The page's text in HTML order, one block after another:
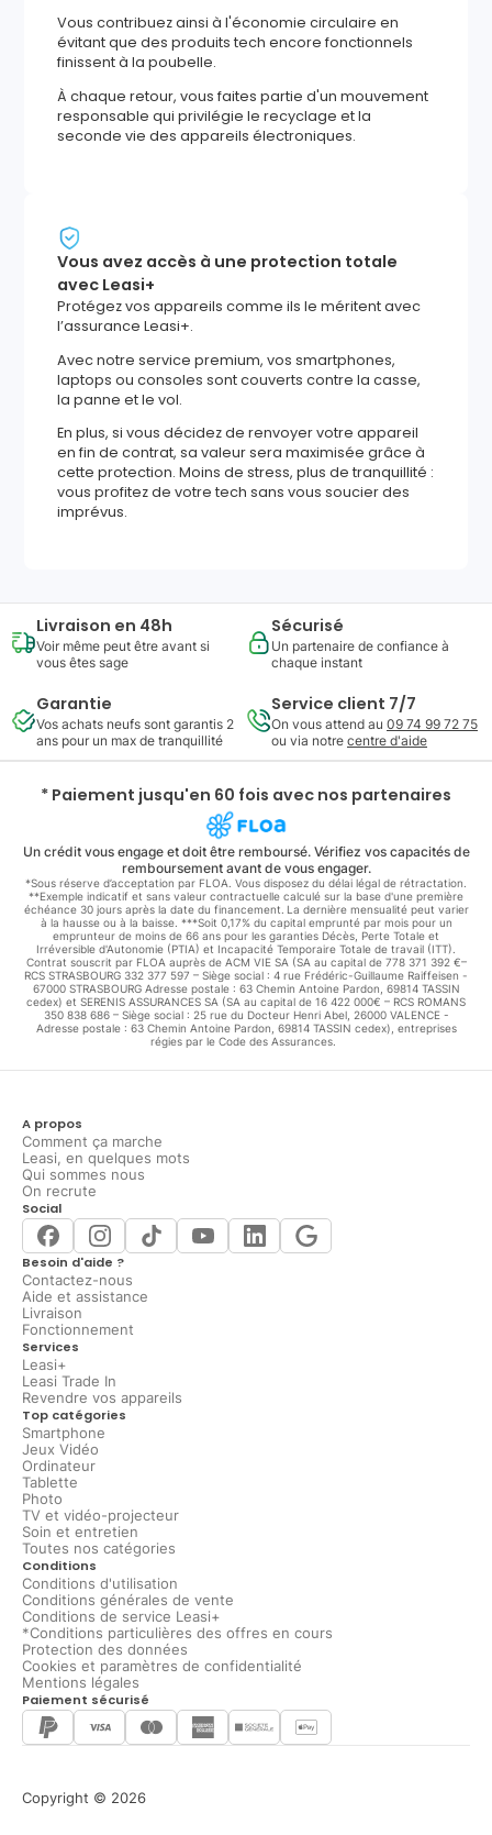
Vous contribuez ainsi à l'économie circulaire en
évitant que des produits tech encore fonctionnels
finissent à la poubelle.
À chaque retour, vous faites partie d'un mouvement
responsable qui privilégie le recyclage et la
seconde vie des appareils électroniques.
Vous avez accès à une protection totale
avec Leasi+
Protégez vos appareils comme ils le méritent avec
l’assurance Leasi+.
Avec notre service premium, vos smartphones,
laptops ou consoles sont couverts contre la casse,
la panne et le vol.
En plus, si vous décidez de renvoyer votre appareil
en fin de contrat, sa valeur sera maximisée grâce à
cette protection. Moins de stress, plus de tranquillité :
vous profitez de votre tech sans vous soucier des
imprévus.
Livraison en 48h
Voir même peut être avant si
vous êtes sage
Sécurisé
Un partenaire de confiance à
chaque instant
Garantie
Vos achats neufs sont garantis 2
ans pour un max de tranquillité
Service client 7/7
On vous attend au 09 74 99 72 75
ou via notre centre d'aide
* Paiement jusqu'en 60 fois avec nos partenaires
Un crédit vous engage et doit être remboursé. Vérifiez vos capacités de
remboursement avant de vous engager.
*Sous réserve d’acceptation par FLOA. Vous disposez du délai légal de rétractation.
**Exemple indicatif et sans valeur contractuelle calculé sur la base d'une première
échéance 30 jours après la date du financement. La dernière mensualité peut varier
à la hausse ou à la baisse. ***Soit 0,17% du capital emprunté par mois pour un
emprunteur de moins de 66 ans pour les garanties Décès, Perte Totale et
Irréversible d'Autonomie (PTIA) et Incapacité Temporaire Totale de travail (ITT).
Contrat souscrit par FLOA auprès de ACM VIE SA (SA au capital de 778 371 392 €–
RCS STRASBOURG 332 377 597 – Siège social : 4 rue Frédéric-Guillaume Raiffeisen -
67000 STRASBOURG Adresse postale : 63 Chemin Antoine Pardon, 69814 TASSIN
cedex) et SERENIS ASSURANCES SA (SA au capital de 16 422 000€ – RCS ROMANS
350 838 686 – Siège social : 25 rue du Docteur Henri Abel, 26000 VALENCE -
Adresse postale : 63 Chemin Antoine Pardon, 69814 TASSIN cedex), entreprises
régies par le Code des Assurances.
A propos
Comment ça marche
Leasi, en quelques mots
Qui sommes nous
On recrute
Social
Besoin d'aide ?
Contactez-nous
Aide et assistance
Livraison
Fonctionnement
Services
Leasi+
Leasi Trade In
Revendre vos appareils
Top catégories
Smartphone
Jeux Vidéo
Ordinateur
Tablette
Photo
TV et vidéo-projecteur
Soin et entretien
Toutes nos catégories
Conditions
Conditions d'utilisation
Conditions générales de vente
Conditions de service Leasi+
*Conditions particulières des offres en cours
Protection des données
Cookies et paramètres de confidentialité
Mentions légales
Paiement sécurisé
Copyright © 2026